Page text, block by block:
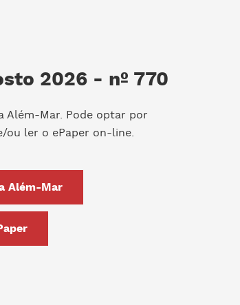
2026 - nº 770
Além-Mar. Pode optar por
ou ler o ePaper on-line.
Além-Mar